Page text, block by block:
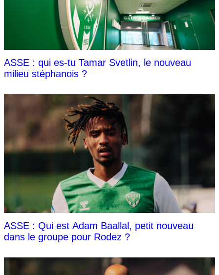
ASSE : qui es-tu Tamar Svetlin, le nouveau
milieu stéphanois ?
ASSE : Qui est Adam Baallal, petit nouveau
dans le groupe pour Rodez ?